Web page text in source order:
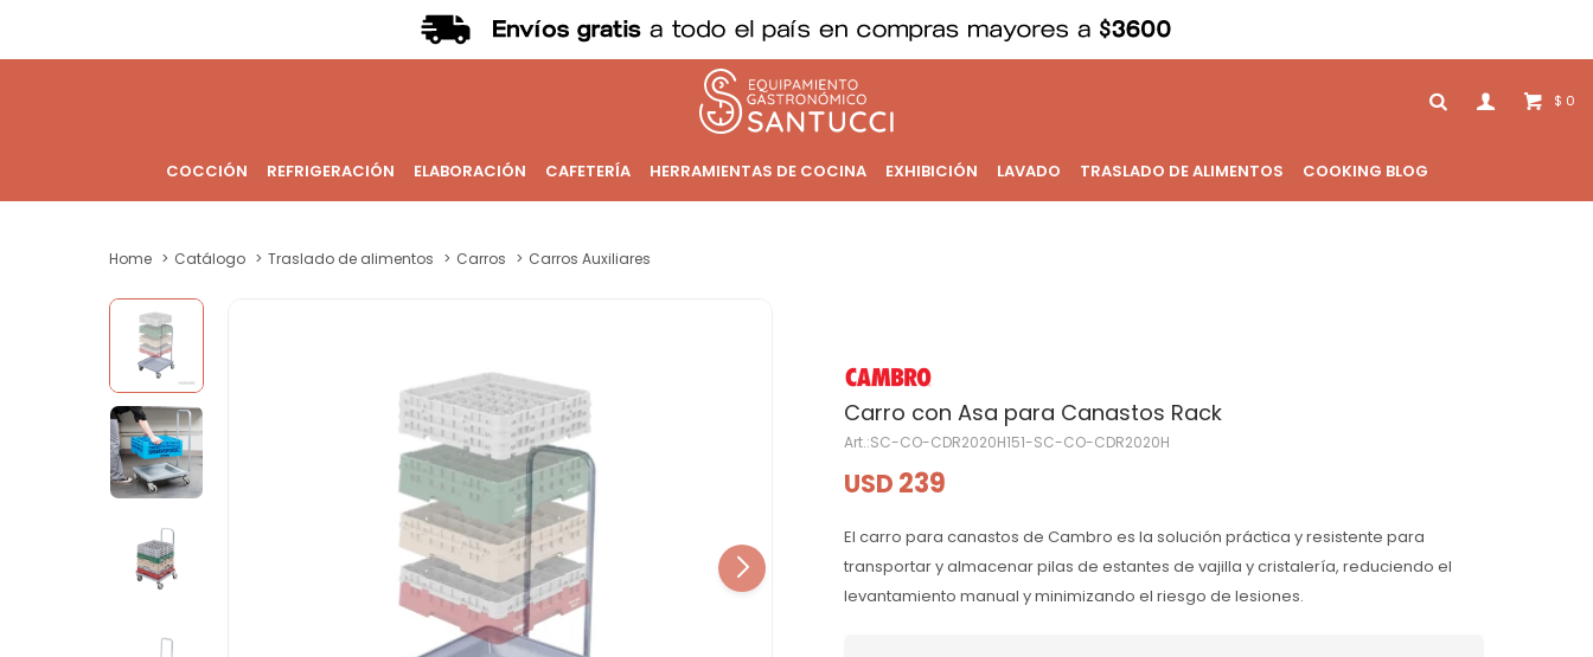
COCCIÓN REFRIGERACIÓN ELABORACIÓN CAFETERÍA HERRAMIENTAS DE COCINA EXHIBICIÓN LAVADO TRASLADO DE ALIMENTOS COOKING BLOG
$ 0
Home Catálogo Traslado de alimentos Carros Carros Auxiliares
Carro con Asa para Canastos Rack
SC-CO-CDR2020H151-SC-CO-CDR2020H
USD 239
El carro para canastos de Cambro es la solución práctica y resistente para
transportar y almacenar pilas de estantes de vajilla y cristalería, reduciendo el
levantamiento manual y minimizando el riesgo de lesiones.